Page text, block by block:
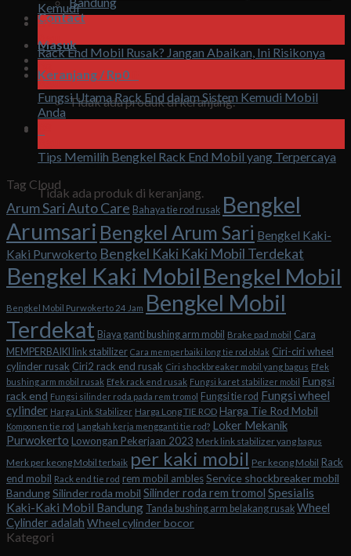
Contact
Masuk
Keranjang / Rp0
Tidak ada produk di keranjang.
Keranjang
Tidak ada produk di keranjang.
Kemudi
09
Agu
Rack End Mobil Rusak? Jangan Abaikan, Ini Risikonya
08
Agu
Fungsi Utama Rack End dalam Sistem Kemudi Mobil
Anda
Tips Memilih Bengkel Rack End Mobil yang Terpercaya
Tag Cloud
Arum Sari Auto Care Bahaya tie rod rusak Bengkel
Arumsari Bengkel Arum Sari Bengkel Kaki-
Kaki Purwokerto Bengkel Kaki Kaki Mobil Terdekat
Bengkel Kaki Mobil Bengkel Mobil
Bengkel Mobil Purwokerto 24 Jam Bengkel Mobil
Terdekat Biaya ganti bushing arm mobil Brake pad mobil Cara
MEMPERBAIKI link stabilizer Cara memperbaiki long tie rod oblak Ciri-ciri wheel
cylinder rusak Ciri2 rack end rusak Ciri shockbreaker mobil yang bagus Efek
bushing arm mobil rusak Efek rack end rusak Fungsi karet stabilizer mobil Fungsi
rack end Fungsi silinder roda pada rem tromol Fungsi tie rod Fungsi wheel
cylinder Harga Link Stabilizer Harga Long TIE ROD Harga Tie Rod Mobil
Komponen tie rod Langkah kerja mengganti tie rod? Loker Mekanik
Purwokerto Lowongan Pekerjaan 2023 Merk link stabilizer yang bagus
Merk per keong Mobil terbaik per kaki mobil Per keong Mobil Rack
end mobil Rack end tie rod rem mobil amblesService shockbreaker mobil
BandungSilinder roda mobil Silinder roda rem tromol Spesialis
Kaki-Kaki Mobil Bandung Tanda bushing arm belakang rusak Wheel
Cylinder adalah Wheel cylinder bocor
Kategori